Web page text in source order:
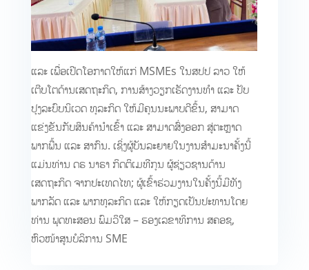
ແລະ ເພື່ອເປີດໂອກາດໃຫ້ແກ່ MSMEs ໃນສປປ ລາວ ໃຫ້
ເຕີບໂຕດ້ານເສດຖະກິດ, ການສ້າງວຽກເຮັດງານທຳ ແລະ ປັບ
ປຸງລະບົບນິເວດ ທຸລະກິດ ໃຫ້ມີຄຸນນະພາບດີຂຶ້ນ, ສາມາດ
ແຂ່ງຂັນກັບສິນຄ້ານຳເຂົ້າ ແລະ ສາມາດສົ່ງອອກ ສູ່ຕະຫຼາດ
ພາກພື້ນ ແລະ ສາກົນ. ເຊິ່ງຜູ້ບັນລະຍາຍໃນງານສຳມະນາຄັ້ງນີ້
ແມ່ນທ່ານ ດຣ ນາຣາ ກິດຕິເມທີກຸນ ຜູ້ຊ່ຽວຊານດ້ານ
ເສດຖະກິດ ຈາກປະເທດໄທ; ຜູ້ເຂົ້າຮ່ວມງານໃນຄັ້ງນີ້ມີທັງ
ພາກລັດ ແລະ ພາກທຸລະກິດ ແລະ ໃຫ້ກຽດເປັນປະທານໂດຍ
ທ່ານ ພຸດທະສອນ ພົມວິໃສ – ຮອງເລຂາທິການ ສຄອຊ,
ຫົວໜ້າສູນບໍລິການ SME